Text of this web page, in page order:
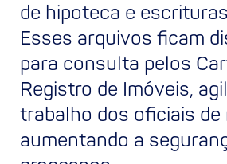
de hipoteca e
Esses arquivos ficam
para consulta pelos
Registro de Imóveis,
trabalho dos oficiais de
aumentando a